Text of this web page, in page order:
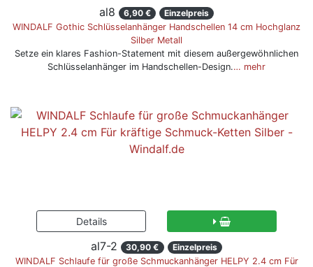
al8 6,90 €
Einzelpreis
WINDALF Gothic Schlüsselanhänger Handschellen 14 cm Hochglanz
Silber Metall
Setze ein klares Fashion-Statement mit diesem außergewöhnlichen
Schlüsselanhänger im Handschellen-Design.… mehr
al7-2 30,90 €
Einzelpreis
WINDALF Schlaufe für große Schmuckanhänger HELPY 2.4 cm Für